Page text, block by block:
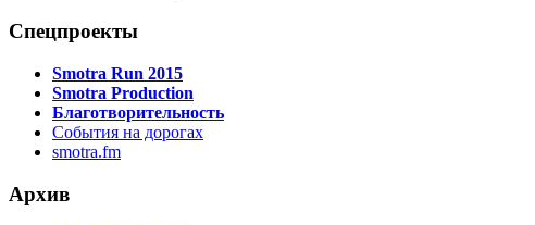
Спецпроекты
Smotra Run 2015
Smotra Production
Благотворительность
События на дорогах
smotra.fm
Архив